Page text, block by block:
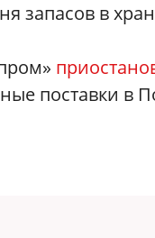
запасов в
поставки в